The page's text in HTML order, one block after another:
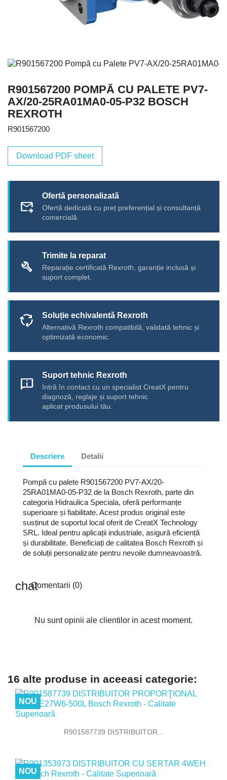
R901567200 POMPĂ CU PALETE PV7-
AX/20-25RA01MA0-05-P32 BOSCH
REXROTH
R901567200
Download PDF sheet
forward_to_inbox
Ofertă personalizată
Ofertă dedicată cu preț preferențial și consultanță
comercială.
build
Trimite la reparat
Reparație certificată Rexroth, garanție inclusă și
suport complet.
cycle Soluție echivalentă Rexroth
Alternativă Rexroth compatibilă, validată tehnic și
optimizată economic.
chat_info
Suport tehnic Rexroth
Intră în contact cu un specialist CreatX pentru
diagnoză, reglaje și suport tehnic
aplicat produsului tău.
Descriere Detalii
Pompă cu palete R901567200 PV7-AX/20-
25RA01MA0-05-P32 de la Bosch Rexroth, parte din
categoria Hidraulica Speciala, oferă performanțe
superioare și fiabilitate. Acest produs original este
susținut de suportul local oferit de CreatX Technology
SRL. Ideal pentru aplicații industriale, asigură eficiență
și durabilitate. Beneficiați de calitatea Bosch Rexroth și
de soluții personalizate pentru nevoile dumneavoastră.
Comentarii (0)
Nu sunt opinii ale clientilor in acest moment.
16 alte produse in aceeasi categorie:
R901587739 DISTRIBUITOR...
NOU
NOU